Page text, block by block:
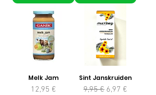
Melk Jam
Cena
12,95 €
Sint Janskruiden
Normálna cena
9,95 € Zľavnená cena
6,97 €